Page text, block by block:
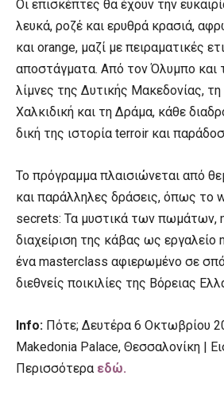
Οι επισκέπτες θα έχουν την
λευκά, ροζέ και ερυθρά κρασιά,
και orange, μαζί με πειραματικές
αποστάγματα. Από τον Όλυμπο και
λίμνες της Δυτικής Μακεδονίας,
Χαλκιδική και τη Δράμα, κάθε
δική της ιστορία terroir και
Το πρόγραμμα πλαισιώνεται από
και παράλληλες δράσεις, όπως το
secrets: Τα μυστικά των πωμάτων,
διαχείριση της κάβας ως εργαλείο
ένα masterclass αφιερωμένο σε
διεθνείς ποικιλίες της Βόρειας
Info: Πότε; Δευτέρα 6 Οκτωβρίου
Makedonia Palace, Θεσσαλονίκη |
Περισσότερα εδώ.